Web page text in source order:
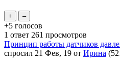
+5 голосов
1 ответ 261 просмотров
Принцип работы датчиков
спросил 21 Фев, 19 от Ирина (